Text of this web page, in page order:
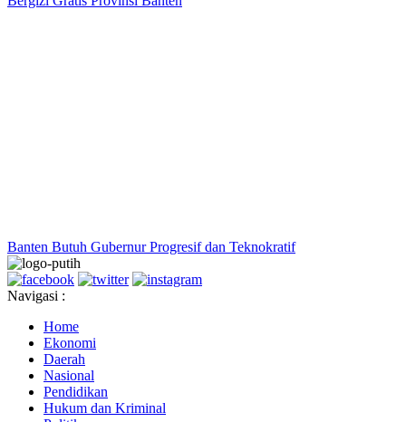
Banten Butuh Gubernur Progresif dan Teknokratif
Navigasi :
Home
Ekonomi
Daerah
Nasional
Pendidikan
Hukum dan Kriminal